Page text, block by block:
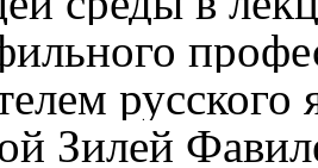
Зилей